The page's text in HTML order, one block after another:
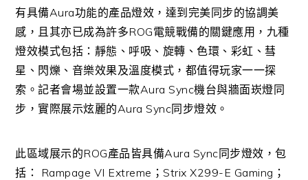
有具備Aura功能的產品燈效，達到完美同步的協調美
感，且其亦已成為許多ROG電競戰備的關鍵應用，九種
燈效模式包括：靜態、呼吸、旋轉、色環、彩虹、彗
星、閃爍、音樂效果及溫度模式，都值得玩家一一探
索。記者會場並設置一款Aura Sync機台與牆面崁燈同
步，實際展示炫麗的Aura Sync同步燈效。
此區域展示的ROG產品皆具備Aura Sync同步燈效，包
括： Rampage VI Extreme；Strix X299-E Gaming；